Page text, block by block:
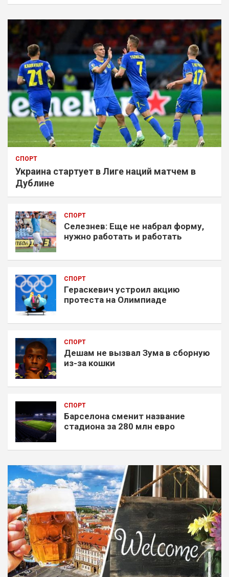
СПОРТ
Украина стартует в Лиге наций матчем в
Дублине
СПОРТ
Селезнев: Еще не набрал форму,
нужно работать и работать
СПОРТ
Гераскевич устроил акцию
протеста на Олимпиаде
СПОРТ
Дешам не вызвал Зума в сборную
из-за кошки
СПОРТ
Барселона сменит название
стадиона за 280 млн евро